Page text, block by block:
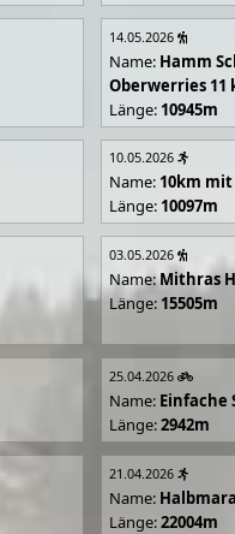
14.05.2026
Name: Hamm
Oberwerries 11
Länge: 10945m
10.05.2026
Name: 10km mit
Länge: 10097m
03.05.2026
Name:Mithras
Länge: 15505m
25.04.2026
Name: Einfache
Länge:2942m
21.04.2026
Name:
Länge:22004m